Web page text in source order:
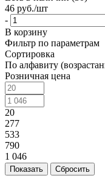
46 руб./шт
-
В корзину
Фильтр по параметрам
Сортировка
По алфавиту
Розничная цена
20
277
533
790
1 046
Сбросить